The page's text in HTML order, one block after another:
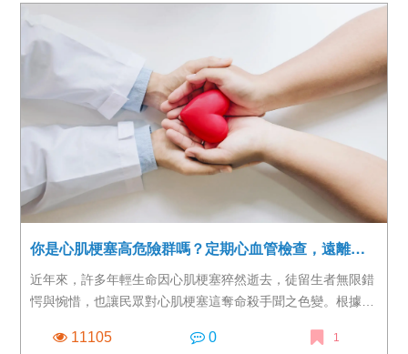
腔衛生有關。
你是心肌梗塞高危險群嗎？定期心血管檢查，遠離沈默殺手！
近年來，許多年輕生命因心肌梗塞猝然逝去，徒留生者無限錯
愕與惋惜，也讓民眾對心肌梗塞這奪命殺手聞之色變。根據衛
第二大死因， 其中心肌梗塞的比例更高居不下。不只如此，
11105 0 1